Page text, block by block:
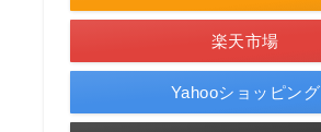
楽天市場
Yahooショッピング